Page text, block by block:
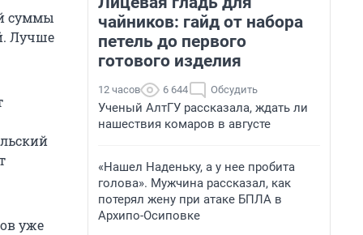
суммы
Лучше
уже
чайников: гайд от набора
петель до первого
готового изделия
12 часов 6 644 Обсудить
Ученый АлтГУ рассказала, ждать ли
нашествия комаров в августе
«Нашел Наденьку, а у нее пробита
голова». Мужчина рассказал, как
потерял жену при атаке БПЛА в
Архипо-Осиповке